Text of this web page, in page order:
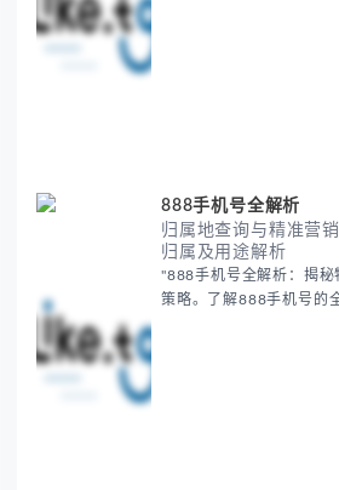
888手机号全解析
归属地查询与精准营
归属及用途解析
"888手机号全解析：揭秘
策略。了解888手机号的